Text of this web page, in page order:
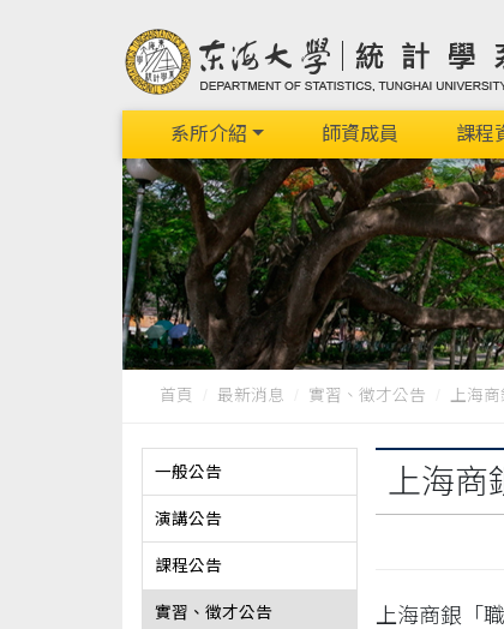
系所介紹 師資成員 課程
首頁 最新消息 實習、徵才公告 上海商
一般公告
演講公告
課程公告
實習、徵才公告
上海商
上海商銀「